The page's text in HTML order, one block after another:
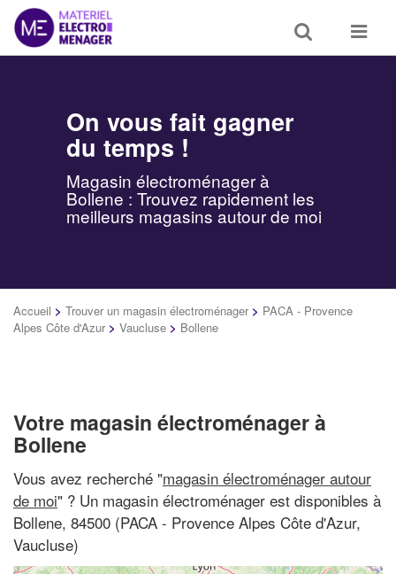
Toggle
search
Toggle
On vous fait gagner
du temps !
Magasin électroménager à
Bollene : Trouvez rapidement les
meilleurs magasins autour de moi
Accueil > Trouver un magasin électroménager > PACA - Provence
Alpes Côte d'Azur > Vaucluse > Bollene
Votre magasin électroménager à
Bollene
Vous avez recherché "magasin électroménager autour
de moi" ? Un magasin électroménager est disponibles à
Bollene, 84500 (PACA - Provence Alpes Côte d'Azur,
Vaucluse)